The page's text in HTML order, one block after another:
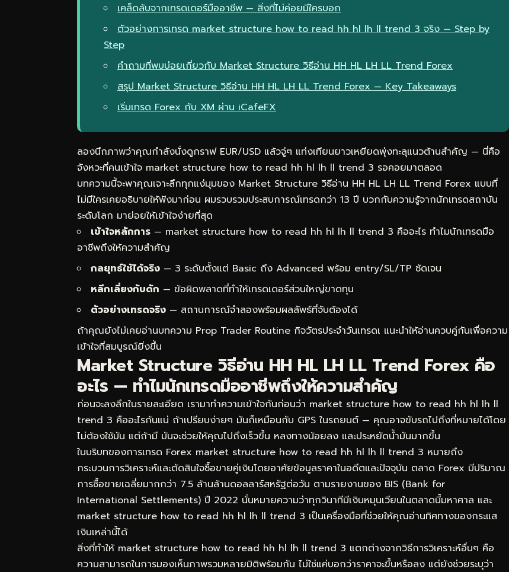
เคล็ดลับจากเทรดเดอร์มืออาชีพ — สิ่งที่ไม่ค่อยมีใครบอก
ตัวอย่างการเทรด market structure how to read hh hl lh ll trend 3 จริง — Step by
Step
คำถามที่พบบ่อยเกี่ยวกับ Market Structure วิธีอ่าน HH HL LH LL Trend Forex
สรุป Market Structure วิธีอ่าน HH HL LH LL Trend Forex — Key Takeaways
เริ่มเทรด Forex กับ XM ผ่าน iCafeFX
ลองนึกภาพว่าคุณกำลังนั่งดูกราฟ EUR/USD แล้วจู่ๆ แท่งเทียนยาวเหยียดพุ่งทะลุแนวต้านสำคัญ — นี่คือ
จังหวะที่คนเข้าใจ market structure how to read hh hl lh ll trend 3 รอคอยมาตลอด
บทความนี้จะพาคุณเจาะลึกทุกแง่มุมของ Market Structure วิธีอ่าน HH HL LH LL Trend Forex แบบที่
ไม่มีใครเคยอธิบายให้ฟังมาก่อน ผมรวบรวมประสบการณ์เทรดกว่า 13 ปี บวกกับความรู้จากนักเทรดสถาบัน
ระดับโลก มาย่อยให้เข้าใจง่ายที่สุด
เข้าใจหลักการ — market structure how to read hh hl lh ll trend 3 คืออะไร ทำไมนักเทรดมือ
อาชีพถึงให้ความสำคัญ
กลยุทธ์ใช้ได้จริง — 3 ระดับตั้งแต่ Basic ถึง Advanced พร้อม entry/SL/TP ชัดเจน
หลีกเลี่ยงกับดัก — ข้อผิดพลาดที่ทำให้เทรดเดอร์ส่วนใหญ่ขาดทุน
ตัวอย่างเทรดจริง — สถานการณ์จำลองพร้อมผลลัพธ์ที่จับต้องได้
ถ้าคุณยังไม่เคยอ่านบทความ Prop Trader Routine กิจวัตรประจำวันเทรดเ แนะนำให้อ่านควบคู่กันเพื่อความ
เข้าใจที่สมบูรณ์ยิ่งขึ้น
Market Structure วิธีอ่าน HH HL LH LL Trend Forex คือ
อะไร — ทำไมนักเทรดมืออาชีพถึงให้ความสำคัญ
ก่อนจะลงลึกในรายละเอียด เรามาทำความเข้าใจกันก่อนว่า market structure how to read hh hl lh ll
trend 3 คืออะไรกันแน่ ถ้าเปรียบง่ายๆ มันก็เหมือนกับ GPS ในรถยนต์ — คุณอาจขับรถไปถึงที่หมายได้โดย
ไม่ต้องใช้มัน แต่ถ้ามี มันจะช่วยให้คุณไปถึงเร็วขึ้น หลงทางน้อยลง และประหยัดน้ำมันมากขึ้น
ในบริบทของการเทรด Forex market structure how to read hh hl lh ll trend 3 หมายถึง
กระบวนการวิเคราะห์และตัดสินใจซื้อขายคู่เงินโดยอาศัยข้อมูลราคาในอดีตและปัจจุบัน ตลาด Forex มีปริมาณ
การซื้อขายเฉลี่ยมากกว่า 7.5 ล้านล้านดอลลาร์สหรัฐต่อวัน ตามรายงานของ BIS (Bank for
International Settlements) ปี 2022 นั่นหมายความว่าทุกวินาทีมีเงินหมุนเวียนในตลาดนี้มหาศาล และ
market structure how to read hh hl lh ll trend 3 เป็นเครื่องมือที่ช่วยให้คุณอ่านทิศทางของกระแส
เงินเหล่านี้ได้
สิ่งที่ทำให้ market structure how to read hh hl lh ll trend 3 แตกต่างจากวิธีการวิเคราะห์อื่นๆ คือ
ความสามารถในการมองเห็นภาพรวมหลายมิติพร้อมกัน ไม่ใช่แค่บอกว่าราคาจะขึ้นหรือลง แต่ยังช่วยระบุว่า